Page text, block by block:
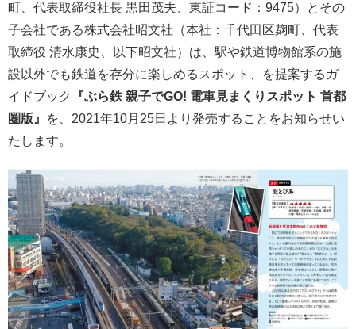
町、代表取締役社長 黒田茂夫、東証コード：9475）とその
子会社である株式会社昭文社（本社：千代田区麹町、代表
取締役 清水康史、以下昭文社）は、駅や鉄道博物館系の施
設以外でも鉄道を存分に楽しめるスポット、を提案するガ
イドブック
『ぶら鉄 親子でGO! 電車見まくりスポット 首都
圏版』
を、2021年10月25日より発売することをお知らせい
たします。